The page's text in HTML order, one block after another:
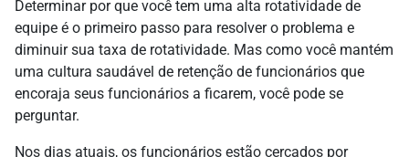
Determinar por que você tem uma alta rotatividade de
equipe é o primeiro passo para resolver o problema e
diminuir sua taxa de rotatividade. Mas como você mantém
uma cultura saudável de retenção de funcionários que
encoraja seus funcionários a ficarem, você pode se
perguntar.
Nos dias atuais, os funcionários estão cercados por